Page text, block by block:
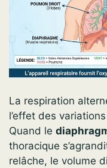
La respiration
l’effet des
Quand le
thoracique
relâche, le volume